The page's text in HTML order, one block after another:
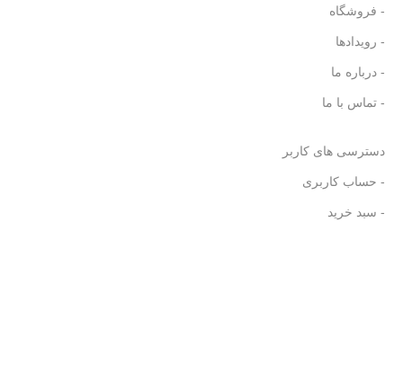
- فروشگاه
- رویدادها
- درباره ما
- تماس با ما
دسترسی های کاربر
- حساب کاربری
- سبد خرید